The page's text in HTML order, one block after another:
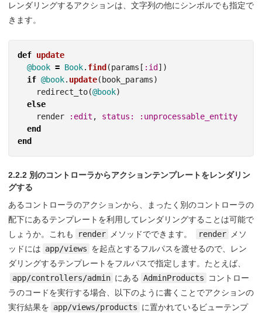
レンダリングするアクションは、文字列の他にシンボルでも指定で
きます。
def update
@book = Book. find (params [ :id ])
if @book. update( book_params)
redirect_to(@book)
else
render
:edit ,
status: :unprocessable_entity
end
end
2.2.2 別のコントローラからアクションテンプレートをレンダリン
グする
あるコントローラのアクションから、まったく別のコントローラの
配下にあるテンプレートを利用してレンダリングすることは可能で
しょうか。これも
render メソッドでできます。 render
メソ
ッドには app/views を起点とするフルパスを渡せるので、レン
ダリングするテンプレートをフルパスで指定します。たとえば、
app/controllers/admin にある AdminProducts
コントロー
ラのコードを実行する場合、以下のように書くことでアクションの
実行結果を app/views/products に置かれているビューテンプ